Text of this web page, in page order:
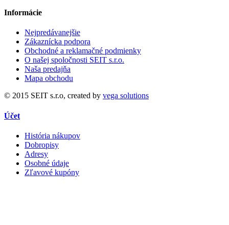
Informácie
Nejpredávanejšie
Zákaznícka podpora
Obchodné a reklamačné podmienky
O našej spoločnosti SEIT s.r.o.
Naša predajňa
Mapa obchodu
© 2015 SEIT s.r.o, created by vega solutions
Účet
História nákupov
Dobropisy
Adresy
Osobné údaje
Zľavové kupóny